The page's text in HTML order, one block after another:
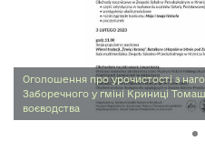
Оголошення про урочистості з
Заборечного у гміні Криниці
воєводства